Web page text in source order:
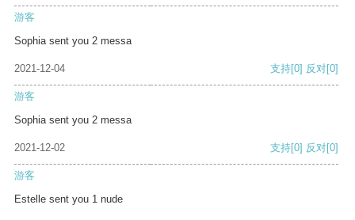
游客
Sophia sent you 2 messa
2021-12-04 支持[0] 反对[0]
游客
Sophia sent you 2 messa
2021-12-02 支持[0] 反对[0]
游客
Estelle sent you 1 nude